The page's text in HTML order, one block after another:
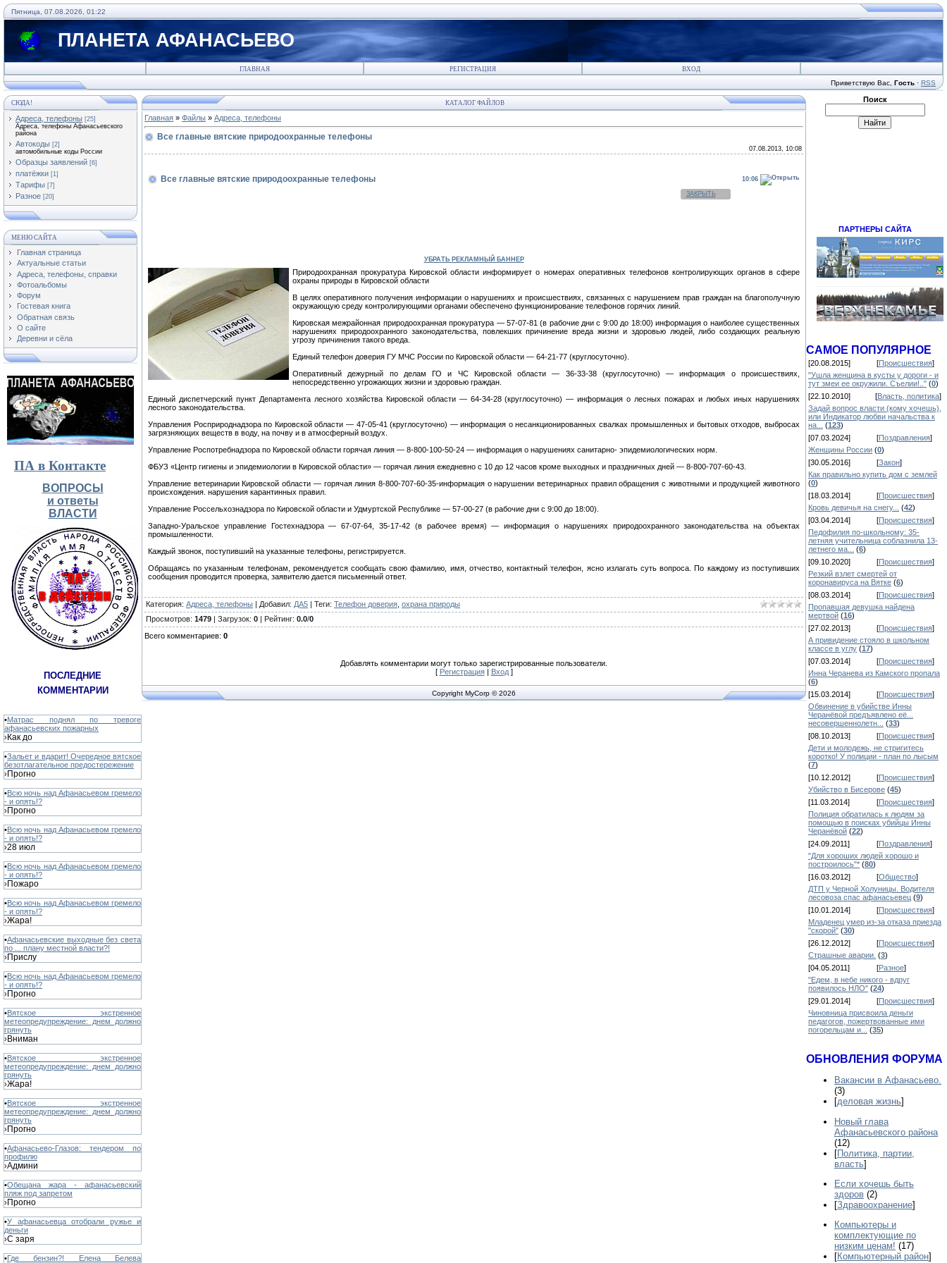
Пятница, 07.08.2026, 01:22
ПЛАНЕТА АФАНАСЬЕВО
ГЛАВНАЯ РЕГИСТРАЦИЯ ВХОД
Приветствую Вас Гость · RSS
СЮДА!
Адреса, телефоны [25]
Адреса, телефоны Афанасьевского
района
Автокоды [2]
автомобильные коды России
Образцы заявлений [6]
платёжки [1]
Тарифы [7]
Разное [20]
МЕНЮ САЙТА
Главная страница
Актуальные статьи
Адреса, телефоны, справки
Фотоальбомы
Форум
Гостевая книга
Обратная связь
О сайте
Деревни и сёла
ПА в Контакте
ВОПРОСЫ
и ответы
ВЛАСТИ
ПОСЛЕДНИЕ
КОММЕНТАРИИ
•Матрас поднял по тревоге
афанасьевских пожарных
›Как до
•Зальет и вдарит! Очередное вятское
безотлагательное предостережение
›Прогно
•Всю ночь над Афанасьевом гремело
- и опять!?
›Прогно
•Всю ночь над Афанасьевом гремело
- и опять!?
›28 июл
•Всю ночь над Афанасьевом гремело
- и опять!?
›Пожаро
•Всю ночь над Афанасьевом гремело
- и опять!?
›Жара!
•Афанасьевские выходные без света
по ... плану местной власти?!
›Прислу
•Всю ночь над Афанасьевом гремело
- и опять!?
›Прогно
•Вятское экстренное
метеопредупреждение: днем должно
грянуть
›Вниман
•Вятское экстренное
метеопредупреждение: днем должно
грянуть
›Жара!
•Вятское экстренное
метеопредупреждение: днем должно
грянуть
›Прогно
•Афанасьево-Глазов: тендером по
профилю
›Админи
•Обещана жара - афанасьевский
пляж под запретом
›Прогно
•У афанасьевца отобрали ружье и
деньги
›С заря
•Где бензин?! Елена Белева
КАТАЛОГ ФАЙЛОВ
Главная » Файлы » Адреса, телефоны
Все главные вятские природоохранные телефоны
07.08.2013, 10:08
10:06
Все главные вятские природоохранные телефоны
ЗАКРЫТЬ
УБРАТЬ РЕКЛАМНЫЙ БАННЕР
Природоохранная прокуратура Кировской области информирует о номерах оперативных телефонов контролирующих органов в сфере
охраны природы в Кировской области
В целях оперативного получения информации о нарушениях и происшествиях, связанных с нарушением прав граждан на благополучную
окружающую среду контролирующими органами обеспечено функционирование телефонов горячих линий.
Кировская межрайонная природоохранная прокуратура — 57-07-81 (в рабочие дни с 9:00 до 18:00) информация о наиболее существенных
нарушениях природоохранного законодательства, повлекших причинение вреда жизни и здоровью людей, либо создающих реальную
угрозу причинения такого вреда.
Единый телефон доверия ГУ МЧС России по Кировской области — 64-21-77 (круглосуточно).
Оперативный дежурный по делам ГО и ЧС Кировской области — 36-33-38 (круглосуточно) — информация о происшествиях,
непосредственно угрожающих жизни и здоровью граждан.
Единый диспетчерский пункт Департамента лесного хозяйства Кировской области — 64-34-28 (круглосуточно) — информация о лесных пожарах и любых иных нарушениях
лесного законодательства.
Управления Росприроднадзора по Кировской области — 47-05-41 (круглосуточно) — информация о несанкционированных свалках промышленных и бытовых отходов, выбросах
загрязняющих веществ в воду, на почву и в атмосферный воздух.
Управление Роспотребнадзора по Кировской области горячая линия — 8-800-100-50-24 — информация о нарушениях санитарно- эпидемиологических норм.
ФБУЗ «Центр гигиены и эпидемиологии в Кировской области» — горячая линия ежедневно с 10 до 12 часов кроме выходных и праздничных дней — 8-800-707-60-43.
Управление ветеринарии Кировской области — горячая линия 8-800-707-60-35-информация о нарушении ветеринарных правил обращения с животными и продукцией животного
происхождения. нарушения карантинных правил.
Управление Россельхознадзора по Кировской области и Удмуртской Республике — 57-00-27 (в рабочие дни с 9:00 до 18:00).
Западно-Уральское управление Гостехнадзора — 67-07-64, 35-17-42 (в рабочее время) — информация о нарушениях природоохранного законодательства на объектах
промышленности.
Каждый звонок, поступивший на указанные телефоны, регистрируется.
Обращаясь по указанным телефонам, рекомендуется сообщать свою фамилию, имя, отчество, контактный телефон, ясно излагать суть вопроса. По каждому из поступивших
сообщения проводится проверка, заявителю дается письменный ответ.
Категория: Адреса, телефоны | Добавил: ДА5 | Теги: Телефон доверия охрана природы
Просмотров: 1479 | Загрузок: 0 | Рейтинг: 0.0/0
Всего комментариев: 0
Добавлять комментарии могут только зарегистрированные пользователи.
[ Регистрация| Вход]
Copyright MyCorp © 2026
Поиск
ПАРТНЕРЫ САЙТА
САМОЕ ПОПУЛЯРНОЕ
[20.08.2015] [Происшествия]
"Ушла женщина в кусты у дороги - и
тут змеи ее окружили. Съелии!.." (0)
[22.10.2010]
[Власть, политика]
Задай вопрос власти (кому хочешь),
или Индикатор любви начальства к
на...
(123)
[07.03.2024]
[Поздравления]
Женщины России (0)
[30.05.2016]
[Закон]
Как правильно купить дом с землей
(0)
[18.03.2014]
[Происшествия]
Кровь девичья на снегу...
(42)
[03.04.2014]
[Происшествия]
Педофилия по-школьному: 35-
летняя учительница соблазнила 13-
летнего ма...
(6)
[09.10.2020]
[Происшествия]
Резкий взлет смертей от
коронавируса на Вятке (6)
[08.03.2014]
[Происшествия]
Пропавшая девушка найдена
мертвой (16)
[27.02.2013]
[Происшествия]
А привидение стояло в школьном
классе в углу (17)
[07.03.2014]
[Происшествия]
Инна Черанева из Камского пропала
(6)
[15.03.2014]
[Происшествия]
Обвинение в убийстве Инны
Черанёвой предъявлено её...
несовершеннолетн...
(33)
[08.10.2013]
[Происшествия]
Дети и молодежь, не стригитесь
коротко! У полиции - план по лысым
(7)
[10.12.2012]
[Происшествия]
Убийство в Бисерове (45)
[11.03.2014]
[Происшествия]
Полиция обратилась к людям за
помощью в поисках убийцы Инны
Черанёвой (22)
[24.09.2011]
[Поздравления]
"Для хороших людей хорошо и
построилось"* (80)
[16.03.2012]
[Общество]
ДТП у Черной Холуницы. Водителя
лесовоза спас афанасьевец (9)
[10.01.2014]
[Происшествия]
Младенец умер из-за отказа приезда
"скорой" (30)
[26.12.2012]
[Происшествия]
Страшные аварии. (3)
[04.05.2011]
[Разное]
"Едем, в небе никого - вдруг
появилось НЛО" (24)
[29.01.2014]
[Происшествия]
Чиновница присвоила деньги
педагогов, пожертвованные ими
погорельцам и...
(35)
ОБНОВЛЕНИЯ ФОРУМА
Вакансии в Афанасьево.
(3)
[деловая жизнь]
Новый глава
Афанасьевского района
(12)
[Политика, партии,
власть]
Если хочешь быть
здоров (2)
[Здравоохранение]
Компьютеры и
комплектующие по
низким ценам! (17)
[Компьютерный район]